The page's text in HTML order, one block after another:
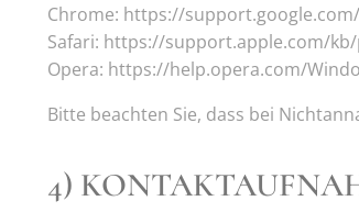
Chrome: https://
Safari: https://support.apple.com/kb/
Opera: https://help.opera.com/
Bitte beachten Sie, dass bei
4)